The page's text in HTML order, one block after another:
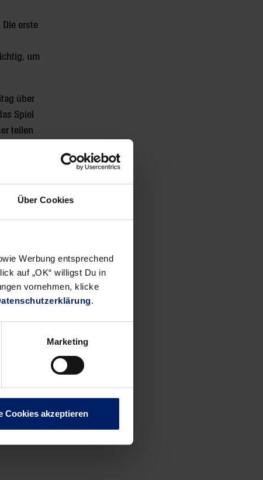
Über Cookies
Werbung entsprechend
auf „OK“ willigst Du in
vornehmen, klicke
.
Marketing
Cookies akzeptieren
erste
um
über
Spiel
teilen
kein
von
am
den
es